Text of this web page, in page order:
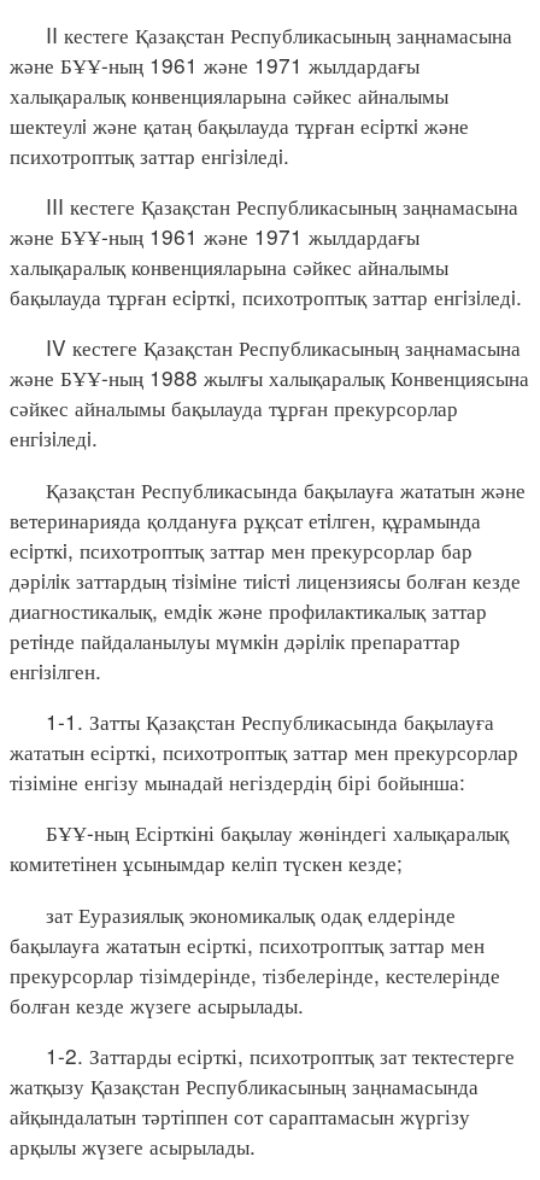
II кестеге Қазақстан Республикасының заңнамасына
және БҰҰ-ның 1961 және 1971 жылдардағы
халықаралық конвенцияларына сәйкес айналымы
шектеулi және қатаң бақылауда тұрған есiрткi және
психотроптық заттар енгiзiледi.
III кестеге Қазақстан Республикасының заңнамасына
және БҰҰ-ның 1961 және 1971 жылдардағы
халықаралық конвенцияларына сәйкес айналымы
бақылауда тұрған есiрткi, психотроптық заттар енгiзiледi.
IV кестеге Қазақстан Республикасының заңнамасына
және БҰҰ-ның 1988 жылғы халықаралық Конвенциясына
сәйкес айналымы бақылауда тұрған прекурсорлар
енгiзiледi.
Қазақстан Республикасында бақылауға жататын және
ветеринарияда қолдануға рұқсат етiлген, құрамында
есiрткi, психотроптық заттар мен прекурсорлар бар
дәрiлiк заттардың тiзiмiне тиiстi лицензиясы болған кезде
диагностикалық, емдiк және профилактикалық заттар
ретiнде пайдаланылуы мүмкiн дәрiлiк препараттар
енгiзiлген.
1-1. Затты Қазақстан Республикасында бақылауға
жататын есірткі, психотроптық заттар мен прекурсорлар
тізіміне енгізу мынадай негіздердің бірі бойынша:
БҰҰ-ның Есірткіні бақылау жөніндегі халықаралық
комитетінен ұсынымдар келіп түскен кезде;
зат Еуразиялық экономикалық одақ елдерінде
бақылауға жататын есірткі, психотроптық заттар мен
прекурсорлар тізімдерінде, тізбелерінде, кестелерінде
болған кезде жүзеге асырылады.
1-2. Заттарды есірткі, психотроптық зат тектестерге
жатқызу Қазақстан Республикасының заңнамасында
айқындалатын тәртіппен сот сараптамасын жүргізу
арқылы жүзеге асырылады.